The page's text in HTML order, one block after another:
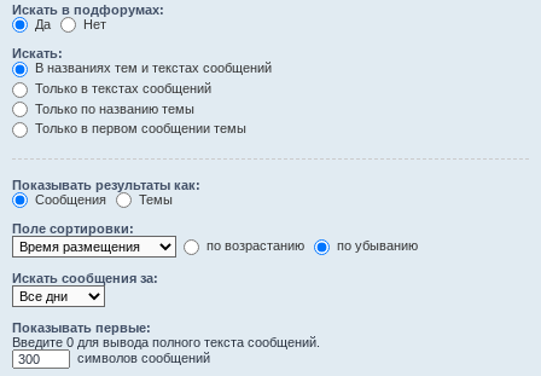
Искать в подфорумах:
Да
Нет
Искать:
В названиях тем и текстах сообщений
Только в текстах сообщений
Только по названию темы
Только в первом сообщении темы
Показывать результаты как:
Сообщения
Темы
Поле сортировки:
по возрастанию
по убыванию
Искать сообщения за:
Показывать первые:
Введите 0 для вывода полного текста сообщений.
символов сообщений